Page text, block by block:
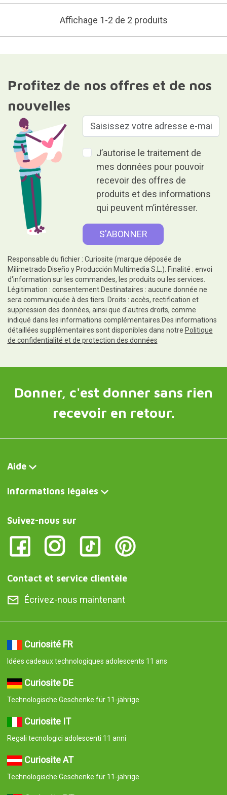
Affichage 1-2 de 2 produits
Profitez de nos offres et de nos
nouvelles
J’autorise le traitement de
mes données pour pouvoir
recevoir des offres de
produits et des informations
qui peuvent m’intéresser.
Responsable du fichier : Curiosite (marque déposée de
Milimetrado Diseño y Producción Multimedia S.L.). Finalité : envoi
d'information sur les commandes, les produits ou les services.
Légitimation : consentement.Destinataires : aucune donnée ne
sera communiquée à des tiers. Droits : accès, rectification et
suppression des données, ainsi que d'autres droits, comme
indiqué dans les informations complémentaires.Des informations
détaillées supplémentaires sont disponibles dans notre Politique
de confidentialité et de protection des données
Donner, c'est donner sans rien
recevoir en retour.
Aide
Informations légales
Suivez-nous sur
Contact et service clientèle
Écrivez-nous maintenant
Curiosité FR
Idées cadeaux technologiques adolescents 11 ans
Curiosite DE
Technologische Geschenke für 11-jährige
Curiosite IT
Regali tecnologici adolescenti 11 anni
Curiosite AT
Technologische Geschenke für 11-jährige